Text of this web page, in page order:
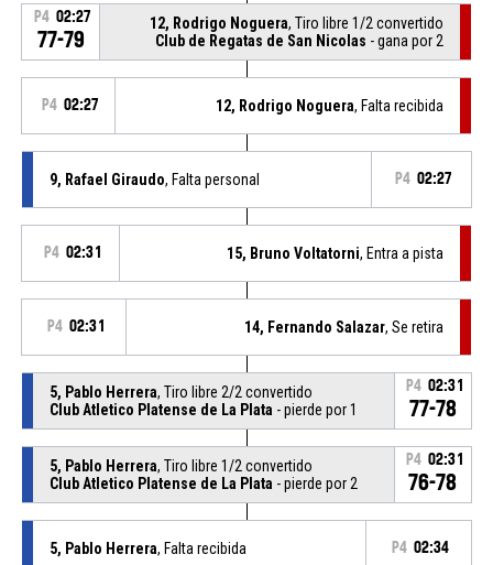
P4 02:27
77-79
12, Rodrigo Noguera, Tiro libre 1/2 convertido
Club de Regatas de San Nicolas - gana por 2
P4 02:27 12, Rodrigo Noguera, Falta recibida
9, Rafael Giraudo, Falta personal P4 02:27
P4 02:31 15, Bruno Voltatorni, Entra a pista
P4 02:31 14, Fernando Salazar, Se retira
5, Pablo Herrera, Tiro libre 2/2 convertido
Club Atletico Platense de La Plata - pierde por 1
P4 02:31
77-78
5, Pablo Herrera, Tiro libre 1/2 convertido
Club Atletico Platense de La Plata - pierde por 2
P4 02:31
76-78
5, Pablo Herrera, Falta recibida P4 02:34